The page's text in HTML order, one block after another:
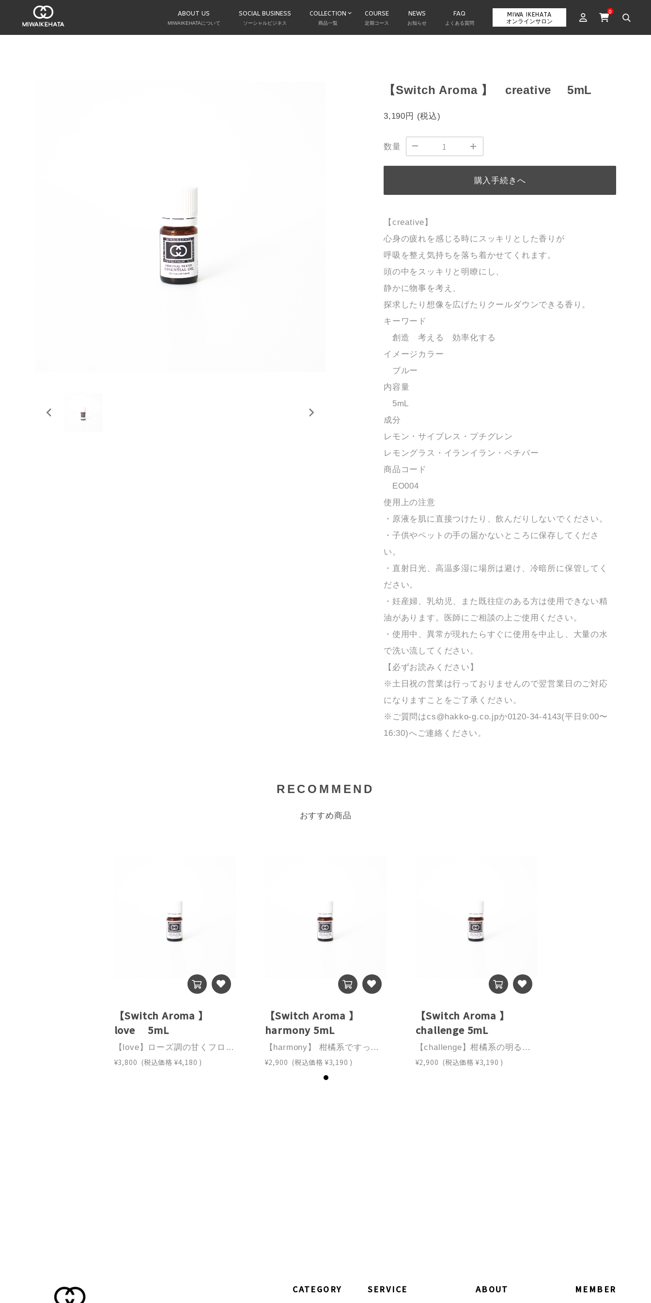
ABOUT US
MIWAIKEHATAについて
SOCIAL BUSINESS
ソーシャルビジネス
COLLECTION
商品一覧
COURSE
定期コース
NEWS
お知らせ
FAQ
よくある質問
MIWA IKEHATA
オンラインサロン
0
【Switch Aroma 】 creative 5mL
3,190円 (税込)
数量
購入手続きへ
【creative】
心身の疲れを感じる時にスッキリとした香りが
呼吸を整え気持ちを落ち着かせてくれます。
頭の中をスッキリと明瞭にし、
静かに物事を考え、
探求したり想像を広げたりクールダウンできる香り。
キーワード
創造 考える 効率化する
イメージカラー
ブルー
内容量
5mL
成分
レモン・サイプレス・プチグレン
レモングラス・イランイラン・ベチバー
商品コード
EO004
使用上の注意
・原液を肌に直接つけたり、飲んだりしないでください。
・子供やペットの手の届かないところに保存してくださ
い。
・直射日光、高温多湿に場所は避け、冷暗所に保管してく
ださい。
・妊産婦、乳幼児、また既往症のある方は使用できない精
油があります。医師にご相談の上ご使用ください。
・使用中、異常が現れたらすぐに使用を中止し、大量の水
で洗い流してください。
【必ずお読みください】
※土日祝の営業は行っておりませんので翌営業日のご対応
になりますことをご了承ください。
※ご質問はcs@hakko-g.co.jpか0120-34-4143(平日9:00〜
16:30)へご連絡ください。
RECOMMEND
おすすめ商品
【Switch Aroma 】
love 5mL
【love】ローズ調の甘くフローラくな香りが 心と身体をやさしく癒しサポートしてくれます。 感情や思いやりを大切に、 深い愛情で包み込んでくれる-love-を感じてください。キーワード 助ける 愛情深い 執着心イメージカラー ピンク内容量 5mL成分ゼラニウム・パルマローザ・クラリセージ・ローズ・サイプレス・イランイラン・スイートオレンジ・ベルガモットFCF・ラベンダー・パチュリ使用上の注意・原液を肌に直接つけたり、飲んだりしないでください。・子供やペットの手の届かないところに保存してください。・直射日光、高温多湿に場所は避け、冷暗所に保管してください。・妊産婦、乳幼児、また既往症のある方は使用できない精油があります。医師にご相談の上ご使用ください。・使用中、異常が現れたらすぐに使用を中止し、大量の水で洗い流してください。【必ずお読みください】※メールアドレス入力のお間違いにご注意願います。お間違いの際には確認メールが届きません。こちらからの修正もできかねますのでご了承ください。※土日祝の営業は行っておりませんので翌営業日のご対応になりますことをご了承ください。※ご質問はcs@hakko-g.co.jpか0120-34-4143(平日9:00〜16:30)へご連絡ください。
¥3,800 (税込価格 ¥4,180 )
【Switch Aroma 】
harmony 5mL
【harmony】 柑橘系ですっきりとしている中に、お花の香りが柔らかく感じられる-harmony-は自分の殻を破ることを助け、自信を与えてくれる。 心身のバランスを調和させてポジティブに。キーワード調整する 調和する 協力する団体行動 組織力イメージカラーオレンジ内容量 5mL成分 スイートオレンジ・ブラッドオレンジ・レモングレープフルーツ・ゼラニウム・パルマローザティートリー・プチグレン・イランイラン・パチュリ使用上の注意・原液を肌に直接つけたり、飲んだりしないでください。・子供やペットの手の届かないところに保存してください。・直射日光、高温多湿に場所は避け、冷暗所に保管してください。・妊産婦、乳幼児、また既往症のある方は使用できない精油があります。医師にご相談の上ご使用ください。・使用中、異常が現れたらすぐに使用を中止し、大量の水で洗い流してください。【必ずお読みください】※メールアドレス入力のお間違いにご注意願います。お間違いの際には確認メールが届きません。こちらからの修正もできかねますのでご了承ください。※土日祝の営業は行っておりませんので翌営業日のご対応になりますことをご了承ください。※ご質問はcs@hakko-g.co.jpか0120-34-4143(平日9:00〜16:30)へご連絡ください。
¥2,900 (税込価格 ¥3,190 )
【Switch Aroma 】
challenge 5mL
【challenge】柑橘系の明るい香りが心を元気にし、ローズマリーのスッキリ感が集中力を高めてくれます。挑戦する気持ちを強く掻き立て、情熱的に前進していく香り。キーワードチャレンジする 突破する 前進していく勇気がある リーダーシップの発揮イメージカラーグリーン内容量 5mL成分：レモン・ユーカリグロブルス・グレープフルーツローズマリー・和種はっか・スイートオレンジ使用上の注意・原液を肌に直接つけたり、飲んだりしないでください。・子供やペットの手の届かないところに保存してください。・直射日光、高温多湿に場所は避け、冷暗所に保管してください。・妊産婦、乳幼児、また既往症のある方は使用できない精油があります。医師にご相談の上ご使用ください。・使用中、異常が現れたらすぐに使用を中止し、大量の水で洗い流してください。【必ずお読みください】※メールアドレス入力のお間違いにご注意願います。お間違いの際には確認メールが届きません。こちらからの修正もできかねますのでご了承ください。※土日祝の営業は行っておりませんので翌営業日のご対応になりますことをご了承ください。※ご質問はcs@hakko-g.co.jpか0120-34-4143(平日9:00〜16:30)へご連絡ください。
¥2,900 (税込価格 ¥3,190 )
CATEGORY SERVICE ABOUT MEMBER